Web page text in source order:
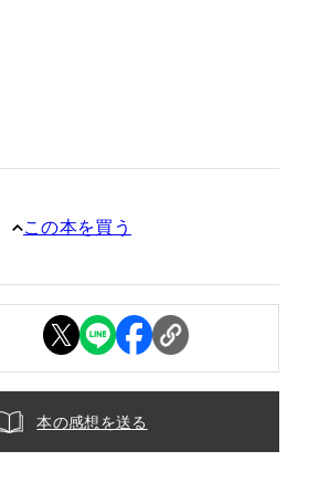
この本を買う
本の感想を送る